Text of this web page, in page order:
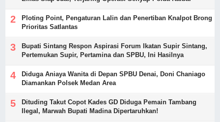
Ploting Point, Pengaturan Lalin dan Penertiban Knalpot Brong
Prioritas Satlantas
Bupati Sintang Respon Aspirasi Forum Ikatan Supir Sintang,
Pertemukan Supir, Pertamina dan SPBU, Ini Hasilnya
Diduga Aniaya Wanita di Depan SPBU Denai, Doni Chaniago
Diamankan Polsek Medan Area
Dituding Takut Copot Kades GD Diduga Pemain Tambang
Ilegal, Marwah Bupati Madina Dipertaruhkan!